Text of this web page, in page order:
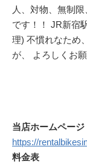
人、対物、無制
です！！ JR新宿
理) 不慣れなため
が、 よろしくお
当店ホームページ
https://
料金表